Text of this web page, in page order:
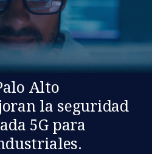
Alto
la seguridad
5G para